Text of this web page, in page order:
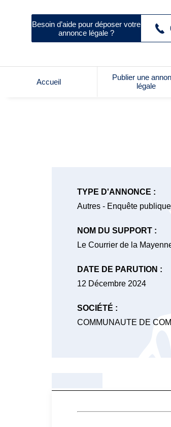
Besoin d’aide pour déposer votre
annonce légale ?
Accueil
Publier une
légale
TYPE D'ANNONCE :
Autres - Enquête publique
NOM DU SUPPORT :
Le Courrier de la
DATE DE PARUTION :
12 Décembre 2024
SOCIÉTÉ :
COMMUNAUTE DE